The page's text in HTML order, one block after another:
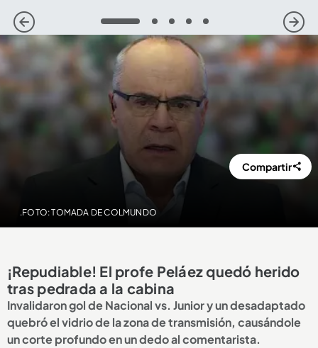
1 2 3 4 5
.FOTO: TOMADA DE COLMUNDO
Compartir
¡Repudiable! El profe Peláez quedó herido
tras pedrada a la cabina
Invalidaron gol de Nacional vs. Junior y un desadaptado
quebró el vidrio de la zona de transmisión, causándole
un corte profundo en un dedo al comentarista.